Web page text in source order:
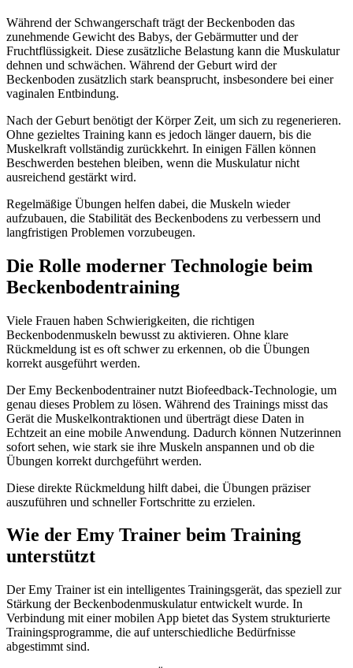
Während der Schwangerschaft trägt der Beckenboden das
zunehmende Gewicht des Babys, der Gebärmutter und der
Fruchtflüssigkeit. Diese zusätzliche Belastung kann die Muskulatur
dehnen und schwächen. Während der Geburt wird der
Beckenboden zusätzlich stark beansprucht, insbesondere bei einer
vaginalen Entbindung.
Nach der Geburt benötigt der Körper Zeit, um sich zu regenerieren.
Ohne gezieltes Training kann es jedoch länger dauern, bis die
Muskelkraft vollständig zurückkehrt. In einigen Fällen können
Beschwerden bestehen bleiben, wenn die Muskulatur nicht
ausreichend gestärkt wird.
Regelmäßige Übungen helfen dabei, die Muskeln wieder
aufzubauen, die Stabilität des Beckenbodens zu verbessern und
langfristigen Problemen vorzubeugen.
Die Rolle moderner Technologie beim
Beckenbodentraining
Viele Frauen haben Schwierigkeiten, die richtigen
Beckenbodenmuskeln bewusst zu aktivieren. Ohne klare
Rückmeldung ist es oft schwer zu erkennen, ob die Übungen
korrekt ausgeführt werden.
Der Emy Beckenbodentrainer nutzt Biofeedback-Technologie, um
genau dieses Problem zu lösen. Während des Trainings misst das
Gerät die Muskelkontraktionen und überträgt diese Daten in
Echtzeit an eine mobile Anwendung. Dadurch können Nutzerinnen
sofort sehen, wie stark sie ihre Muskeln anspannen und ob die
Übungen korrekt durchgeführt werden.
Diese direkte Rückmeldung hilft dabei, die Übungen präziser
auszuführen und schneller Fortschritte zu erzielen.
Wie der Emy Trainer beim Training
unterstützt
Der Emy Trainer ist ein intelligentes Trainingsgerät, das speziell zur
Stärkung der Beckenbodenmuskulatur entwickelt wurde. In
Verbindung mit einer mobilen App bietet das System strukturierte
Trainingsprogramme, die auf unterschiedliche Bedürfnisse
abgestimmt sind.